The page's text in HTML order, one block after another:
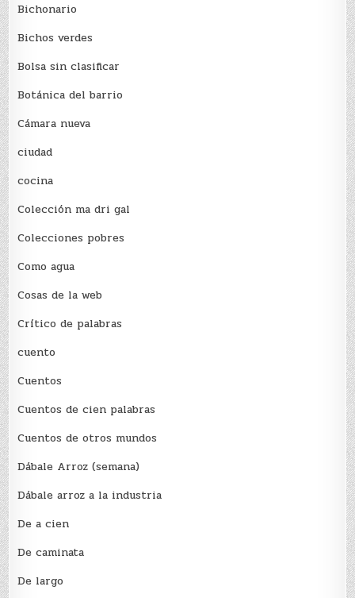
Bichonario
Bichos verdes
Bolsa sin clasificar
Botánica del barrio
Cámara nueva
ciudad
cocina
Colección ma dri gal
Colecciones pobres
Como agua
Cosas de la web
Crítico de palabras
cuento
Cuentos
Cuentos de cien palabras
Cuentos de otros mundos
Dábale Arroz (semana)
Dábale arroz a la industria
De a cien
De caminata
De largo